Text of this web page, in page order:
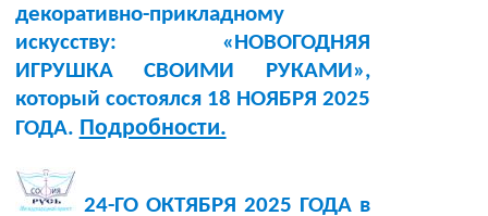
декоративно-прикладному
искусству: «НОВОГОДНЯЯ
ИГРУШКА СВОИМИ РУКАМИ»,
который состоялся 18 НОЯБРЯ 2025
ГОДА. Подробности.
24-ГО ОКТЯБРЯ 2025 ГОДА в